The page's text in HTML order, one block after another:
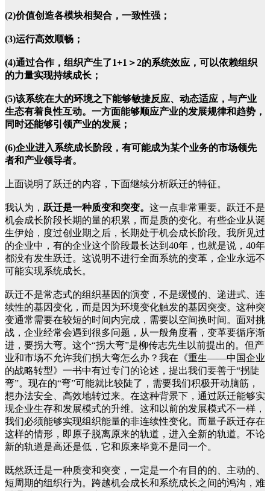
(2)价值创造各模块相契合，一致性强；
(3)运行高效顺畅；
(4)通过合作，组织产生了1+1＞2的系统效应，可以依赖组织
的力量实现持续成长；
(5)该系统在大的环境之下能够敏捷反应、动态适应，与产业
生态有着良性互动。一方面能够顺应产业的发展规律和趋势，
同时还能够引领产业的发展；
(6)企业进入系统成长阶段，有可能成为某个业务的市场领先
者和产业领导者。
上面说明了跃迁的内容，下面继续分析跃迁的特征。
我认为， 跃迁是一种质变和突变。 这一点非常重要。跃迁不是
机会成长阶段长期的量的积累，而是质的变化。有些企业从诞
生伊始，度过创业期之后，长期处于机会成长阶段。我所见过
的企业中，有的企业这个阶段最长达到40年，也就是说，40年
都没有发生跃迁。这说明不进行全面系统的变革，企业永远不
可能实现系统成长。
跃迁不是常态式的组织基因的演变，不是缓慢的、递进式、连
续性的基因变化，而是因为环境变化触发的基因突变。这种突
变通常需要在较短的时间内完成，需要以空间换时间。面对挑
战，企业经常会遇到很多问题，从一般角度看，变革要循序渐
进，要拐大弯。这个“拐大弯”是柳传志先生以前提出的。但产
业和市场不允许我们拐大弯怎么办？我在《重生——中国企业
的战略转型》一书中有过专门的论述，提出我们要善于“拐陡
弯”。现在的“弯”可能就比较陡了，需要我们积极开动脑筋，
想办法安全、高效地转过来。在这种背景下，通过跃迁能够实
现企业生存和发展模式的升维。这和以前的发展模式不一样，
我们必须能够实现组织能量的非连续性变化。而量子跃迁存在
这样的情形，即原子脱离原来的轨道，进入全新的轨道。不论
新的轨道是高还是低，它和原来毕竟不是同一个。
既然跃迁是一种质变和突变，一定是一个有目的的、主动的、
短周期的组织行为。跨越机会成长和系统成长之间的鸿沟，难